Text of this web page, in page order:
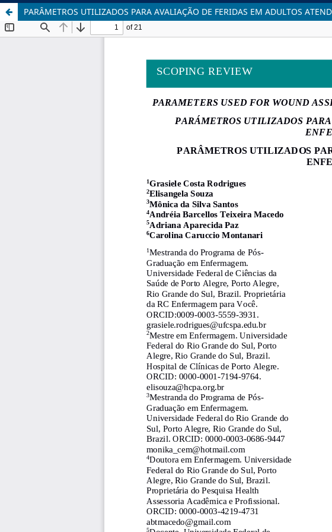
PARÂMETROS UTILIZADOS PARA AVALIAÇÃO DE FERIDAS EM ADULTOS